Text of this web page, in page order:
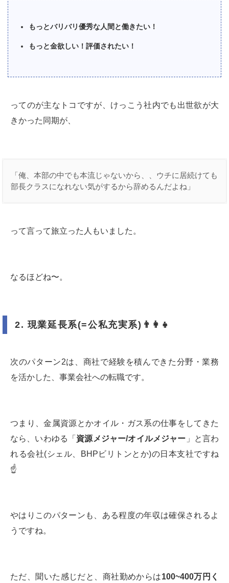
もっとバリバリ優秀な人間と働きたい！
もっと金欲しい！評価されたい！
ってのが主なトコですが、けっこう社内でも出世欲が大
きかった同期が、
「俺、本部の中でも本流じゃないから、、ウチに居続けても
部長クラスになれない気がするから辞めるんだよね」
って言って旅立った人もいました。
なるほどね〜。
2. 現業延長系(=公私充実系) 👨‍👩‍👧
次のパターン2は、商社で経験を積んできた分野・業務
を活かした、事業会社への転職です。
つまり、金属資源とかオイル・ガス系の仕事をしてきた
なら、いわゆる「 資源メジャー/オイルメジャー 」と言わ
れる会社(シェル、BHPビリトンとか)の日本支社ですね
☝️
やはりこのパターンも、ある程度の年収は確保されるよ
うですね。
ただ、聞いた感じだと、商社勤めからは100~400万円く